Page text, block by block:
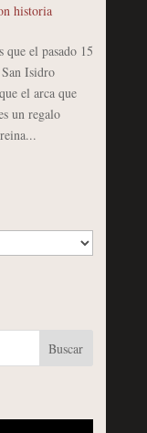
historia
el pasado 15
Isidro
el arca que
un regalo